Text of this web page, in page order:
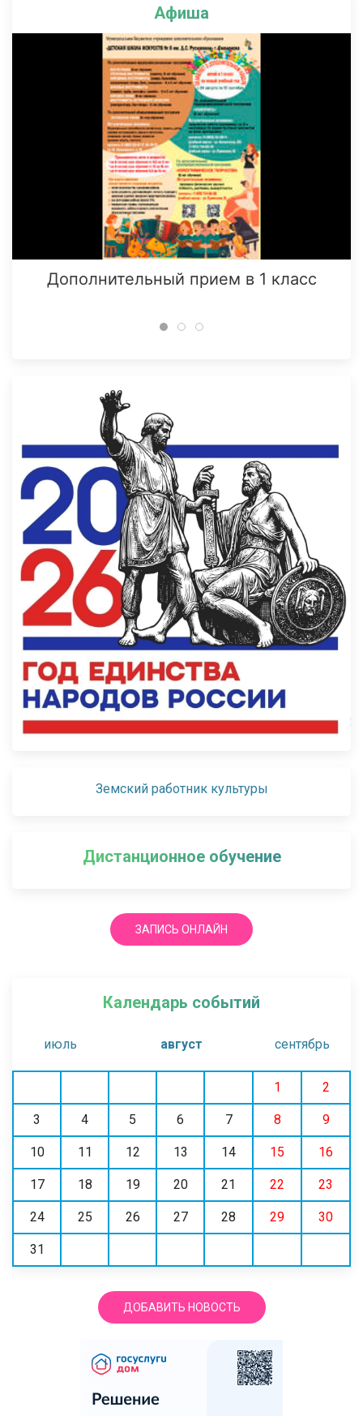
Афиша
Дополнительный прием в 1 класс
Земский работник культуры
Дистанционное обучение
ЗАПИСЬ ОНЛАЙН
Календарь событий
июль август сентябрь
1 2
3 4 5 6 7 8 9
10 11 12 13 14 15 16
17 18 19 20 21 22 23
24 25 26 27 28 29 30
31
ДОБАВИТЬ НОВОСТЬ